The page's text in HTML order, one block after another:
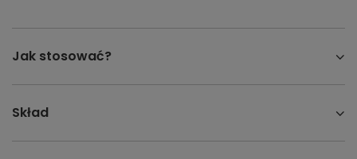
Jak stosować?
Skład